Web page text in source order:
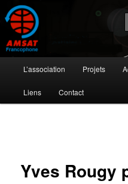
Aller
au
contenu
principalAMSAT
L'activité radioamateur par
principal
L’association Projets
Liens Contact
Yves Rougy